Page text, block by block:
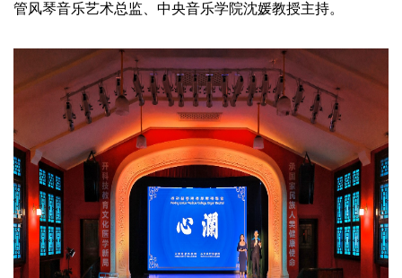
管风琴音乐艺术总监、中央音乐学院沈媛教授主持。